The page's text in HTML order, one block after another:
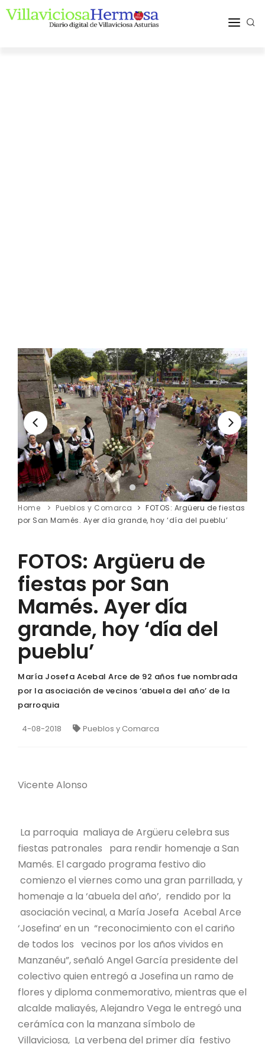
Home Pueblos y Comarca
FOTOS: Argüeru de fiestas
por San Mamés. Ayer día grande, hoy ‘día del pueblu’
FOTOS: Argüeru de
fiestas por San
Mamés. Ayer día
grande, hoy ‘día del
pueblu’
María Josefa Acebal Arce de 92 años fue nombrada
por la asociación de vecinos ‘abuela del año’ de la
parroquia
4-08-2018 Pueblos y Comarca
Vicente Alonso
La parroquia maliaya de Argüeru celebra sus
fiestas patronales para rendir homenaje a San
Mamés. El cargado programa festivo dio
comienzo el viernes como una gran parrillada, y
homenaje a la ‘abuela del año’, rendido por la
asociación vecinal, a María Josefa Acebal Arce
‘Josefina’ en un “reconocimiento con el cariño
de todos los vecinos por los años vividos en
Manzanéu”, señaló Angel García presidente del
colectivo quien entregó a Josefina un ramo de
flores y diploma conmemorativo, mientras que el
alcalde maliayés, Alejandro Vega le entregó una
cerámíca con la manzana símbolo de
Villaviciosa, La verbena del primer día festivo